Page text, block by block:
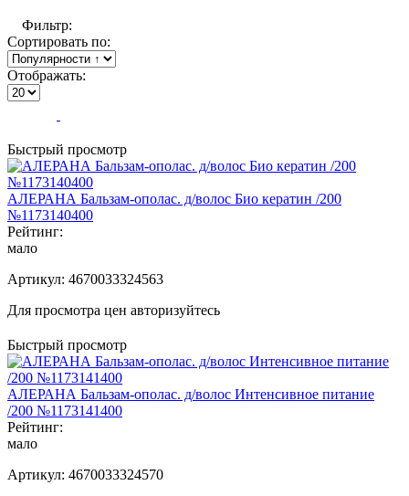
Фильтр:
Сортировать по:
Отображать:
Быстрый просмотр
АЛЕРАНА Бальзам-ополас. д/волос Био кератин /200
№1173140400
Рейтинг:
мало
Артикул: 4670033324563
Для просмотра цен авторизуйтесь
Быстрый просмотр
АЛЕРАНА Бальзам-ополас. д/волос Интенсивное питание
/200 №1173141400
Рейтинг:
мало
Артикул: 4670033324570